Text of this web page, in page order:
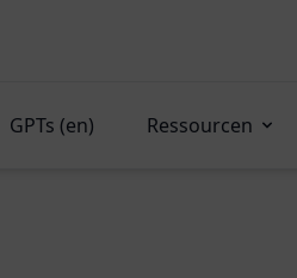
GPTs (en) Ressourcen